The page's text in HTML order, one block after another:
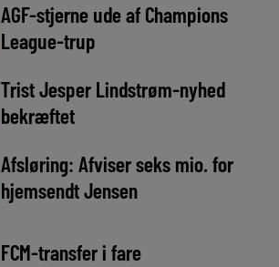
AGF-stjerne ude af Champions
League-trup
Trist Jesper Lindstrøm-nyhed
bekræftet
Afsløring: Afviser seks mio. for
hjemsendt Jensen
FCM-transfer i fare